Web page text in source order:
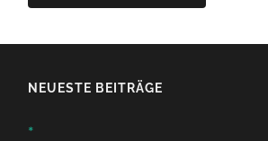
NEUESTE BEITRÄGE
*